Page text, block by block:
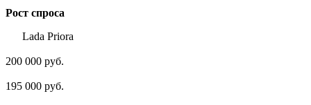
Рост спроса
Lada Priora
200 000 руб.
195 000 руб.